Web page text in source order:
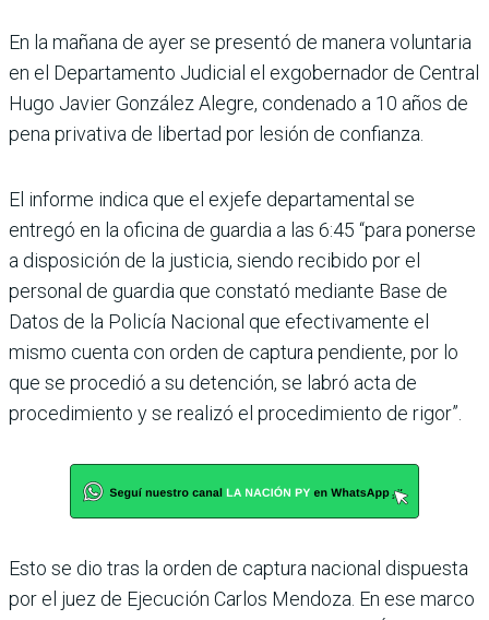
En la mañana de ayer se pre­sentó de manera voluntaria
en el Departamento Judicial el exgobernador de Central
Hugo Javier González Alegre, condenado a 10 años de
pena privativa de libertad por lesión de confianza.
El informe indica que el exjefe departamental se
entregó en la oficina de guardia a las 6:45 “para ponerse
a disposición de la justicia, siendo recibido por el
personal de guardia que constató mediante Base de
Datos de la Policía Nacional que efectivamente el
mismo cuenta con orden de captura pendiente, por lo
que se proce­dió a su detención, se labró acta de
procedimiento y se realizó el procedimiento de rigor”.
Esto se dio tras la orden de cap­tura nacional dispuesta
por el juez de Ejecución Carlos Men­doza. En ese marco